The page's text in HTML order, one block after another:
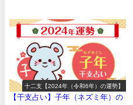
十二支【2024年（令和6年）の運勢】
【干支占い】子年（ネズミ年）の